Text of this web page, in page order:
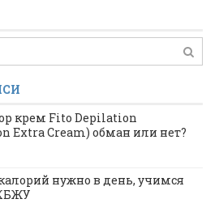
крем Fito Depilation
Extra Cream) обман или нет?
нужно в день, учимся